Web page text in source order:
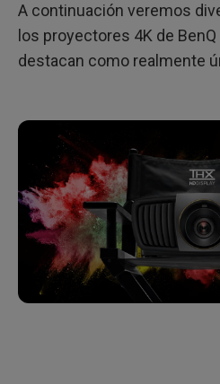
A continuación veremos
los proyectores 4K de
destacan como realmente